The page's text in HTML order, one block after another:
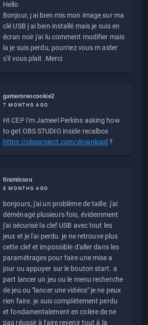
Hello
Bonjour, j ai bien mis mon image sur ma
clé USB j ai bien installé mais je suis en
écran noir j'ai lu comment modifier mais
la je suis perdu, pourriez vous m aider
s'il vous plait .Merci
gameroreocookie2
7 MONTHS AGO
HI CEP I'm Jameel Perkins asking how
to get OBS STUDIO inside recalbox
https://obsproject.com/download ?
tiramissou
3 MONTHS AGO
bonjours, j'ai un problème de taille. j'ai
déménagé plusieurs fois, évidemment
j'ai sécurisé la clef USB avec tout les
jeux et je l'ai perdu. je ne retrouve plus
cette clef et impossible d'aller dans les
paramétrages pour faire une mise a
jour ou appuyer sur le bouton start. a
part lancer un jeu ou le menu recherche
de jeu ou "lancer une vidéos" je ne peux
rien faire. je suis complètement perdu
et fondamentalement en colère de ne
pas réussir à faire revenir tout à la